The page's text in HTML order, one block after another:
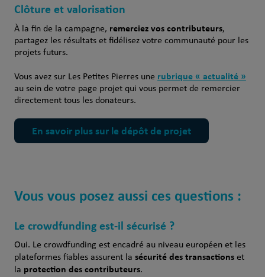
Clôture et valorisation
À la fin de la campagne, remerciez vos contributeurs,
partagez les résultats et fidélisez votre communauté pour les
projets futurs.
Vous avez sur Les Petites Pierres une rubrique « actualité »
au sein de votre page projet qui vous permet de remercier
directement tous les donateurs.
En savoir plus sur le dépôt de projet
Vous vous posez aussi ces questions :
Le crowdfunding est-il sécurisé ?
Oui. Le crowdfunding est encadré au niveau européen et les
plateformes fiables assurent la sécurité des transactionset
la protection des contributeurs.